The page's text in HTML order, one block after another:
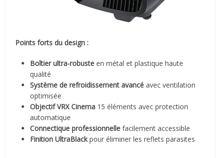
Points forts du design :
Boîtier ultra-robuste en métal et plastique haute
qualité
Système de refroidissement avancé avec ventilation
optimisée
Objectif VRX Cinema 15 éléments avec protection
automatique
Connectique professionnelle facilement accessible
Finition UltraBlackpour éliminer les reflets parasites